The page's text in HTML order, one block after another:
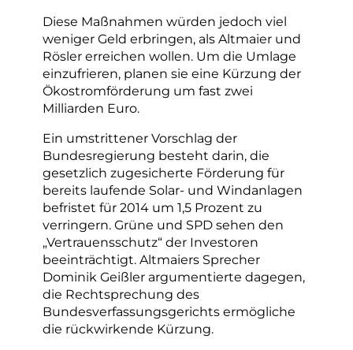
Diese Maßnahmen würden jedoch viel
weniger Geld erbringen, als Altmaier und
Rösler erreichen wollen. Um die Umlage
einzufrieren, planen sie eine Kürzung der
Ökostromförderung um fast zwei
Milliarden Euro.
Ein umstrittener Vorschlag der
Bundesregierung besteht darin, die
gesetzlich zugesicherte Förderung für
bereits laufende Solar- und Windanlagen
befristet für 2014 um 1,5 Prozent zu
verringern. Grüne und SPD sehen den
„Vertrauensschutz“ der Investoren
beeinträchtigt. Altmaiers Sprecher
Dominik Geißler argumentierte dagegen,
die Rechtsprechung des
Bundesverfassungsgerichts ermögliche
die rückwirkende Kürzung.